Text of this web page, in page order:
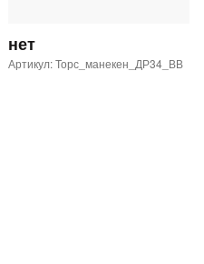
нет
Артикул: Торс_манекен_ДР34_ВВ